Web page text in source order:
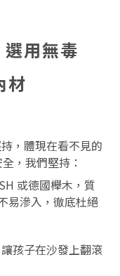
用無毒
材
，體現在看不見的
，我們堅持：
或德國櫸木，質
易滲入，徹底杜絕
孩子在沙發上翻滾